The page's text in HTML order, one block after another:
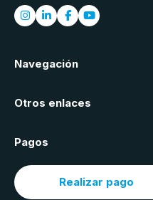
Navegación
Otros enlaces
Pagos
Realizar pago